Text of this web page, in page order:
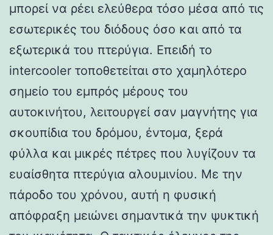
μπορεί να ρέει ελεύθερα τόσο μέσα από τις
εσωτερικές του διόδους όσο και από τα
εξωτερικά του πτερύγια. Επειδή το
intercooler τοποθετείται στο χαμηλότερο
σημείο του εμπρός μέρους του
αυτοκινήτου, λειτουργεί σαν μαγνήτης για
σκουπίδια του δρόμου, έντομα, ξερά
φύλλα και μικρές πέτρες που λυγίζουν τα
ευαίσθητα πτερύγια αλουμινίου. Με την
πάροδο του χρόνου, αυτή η φυσική
απόφραξη μειώνει σημαντικά την ψυκτική